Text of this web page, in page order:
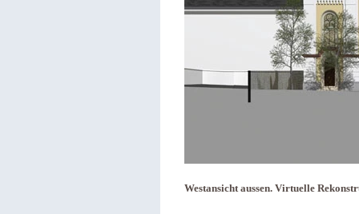
Westansicht aussen. Virtuelle